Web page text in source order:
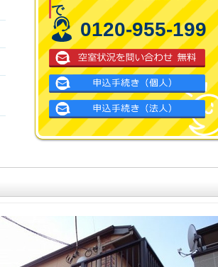
で
0120-955-199